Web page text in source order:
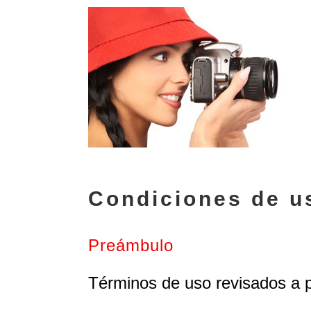
Condiciones de
Preámbulo
Términos de uso revisados a